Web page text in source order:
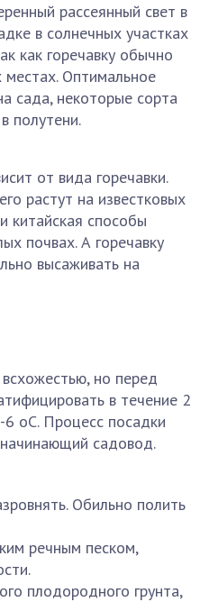
рассеянный свет в
в солнечных участках
как горечавку обычно
Оптимальное
сада, некоторые сорта
полутени.
от вида горечавки.
растут на известковых
китайская способы
почвах. А горечавку
высаживать на
но перед
в течение 2
oC. Процесс посадки
садовод.
Обильно полить
речным песком,
плодородного грунта,